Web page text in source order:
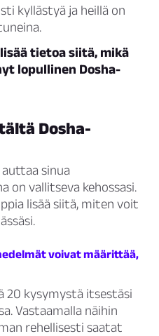
kyllästyä ja heillä on
tietoa siitä, mikä
lopullinen Dosha-
Dosha-
sinua
on vallitseva kehossasi.
lisää siitä, miten voit
voivat määrittää,
20 kysymystä itsestäsi
Vastaamalla näihin
rehellisesti saatat